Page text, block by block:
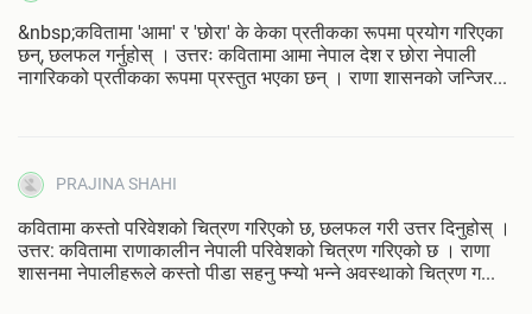
&nbsp;कवितामा 'आमा' र 'छोरा' के केका प्रतीकका रूपमा प्रयोग गरिएका
छन्‌, छलफल गर्नुहोस्‌ । उत्तरः कवितामा आमा नेपाल देश र छोरा नेपाली
नागरिकको प्रतीकका रूपमा प्रस्तुत भएका छन्‌ । राणा शासनको जन्जिर...
PRAJINA SHAHI
कवितामा कस्तो परिवेशको चित्रण गरिएको छ, छलफल गरी उत्तर दिनुहोस्‌ ।
उत्तर: कवितामा राणाकालीन नेपाली परिवेशको चित्रण गरिएको छ । राणा
शासनमा नेपालीहरूले कस्तो पीडा सहनु फ्न्यो भन्ने अवस्थाको चित्रण ग...